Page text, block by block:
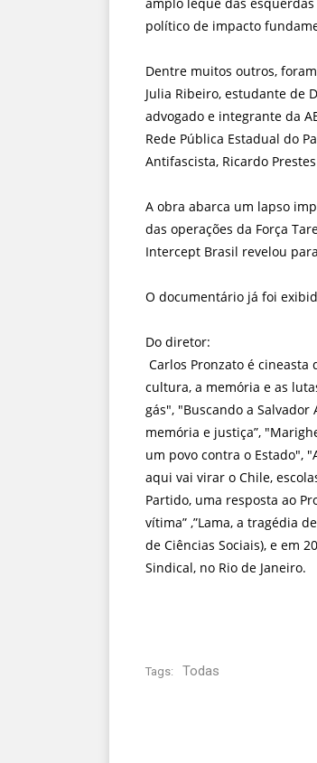
político de impacto
Dentre muitos outros,
Julia Ribeiro, estudante de
advogado e integrante da
Rede Pública Estadual do
Antifascista, Ricardo
A obra abarca um lapso
das operações da Força
Intercept Brasil revelou
O documentário já foi
Do diretor:
Carlos Pronzato é
cultura, a memória e as
gás", "Buscando a Salvador
memória e justiça”,
um povo contra o Estado",
aqui vai virar o Chile,
Partido, uma resposta ao
vítima” ,”Lama, a tragédia
de Ciências Sociais), e em
Sindical, no Rio de Janeiro.
Tags: Todas